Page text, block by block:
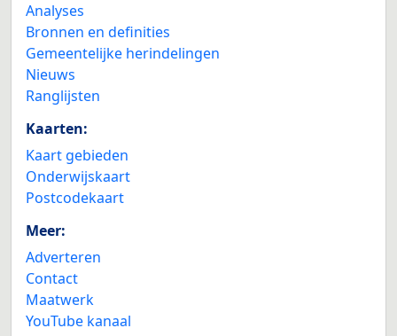
Analyses
Bronnen en definities
Gemeentelijke herindelingen
Nieuws
Ranglijsten
Kaarten:
Kaart gebieden
Onderwijskaart
Postcodekaart
Meer:
Adverteren
Contact
Maatwerk
YouTube kanaal